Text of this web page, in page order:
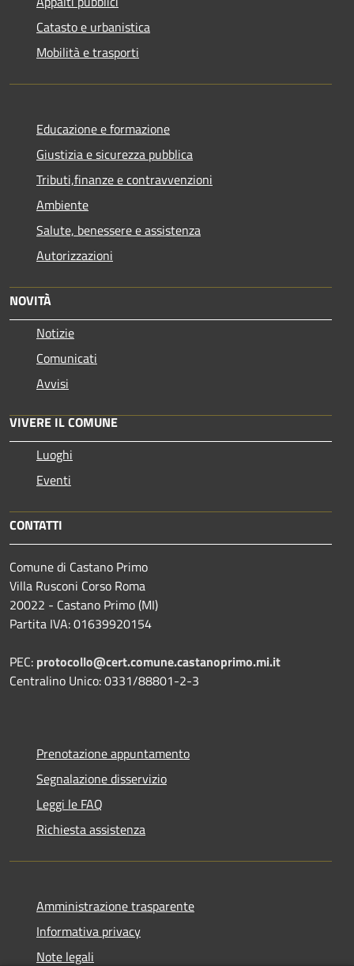
Catasto e urbanistica
Mobilità e trasporti
Educazione e formazione
Giustizia e sicurezza pubblica
Tributi,finanze e contravvenzioni
Ambiente
Salute, benessere e assistenza
Autorizzazioni
NOVITÀ
Notizie
Comunicati
Avvisi
VIVERE IL COMUNE
Luoghi
Eventi
CONTATTI
Comune di Castano Primo
Villa Rusconi Corso Roma
20022 - Castano Primo (MI)
Partita IVA: 01639920154
PEC: protocollo@cert.comune.castanoprimo.mi.it
Centralino Unico: 0331/88801-2-3
Prenotazione appuntamento
Segnalazione disservizio
Leggi le FAQ
Richiesta assistenza
Amministrazione trasparente
Informativa privacy
Note legali